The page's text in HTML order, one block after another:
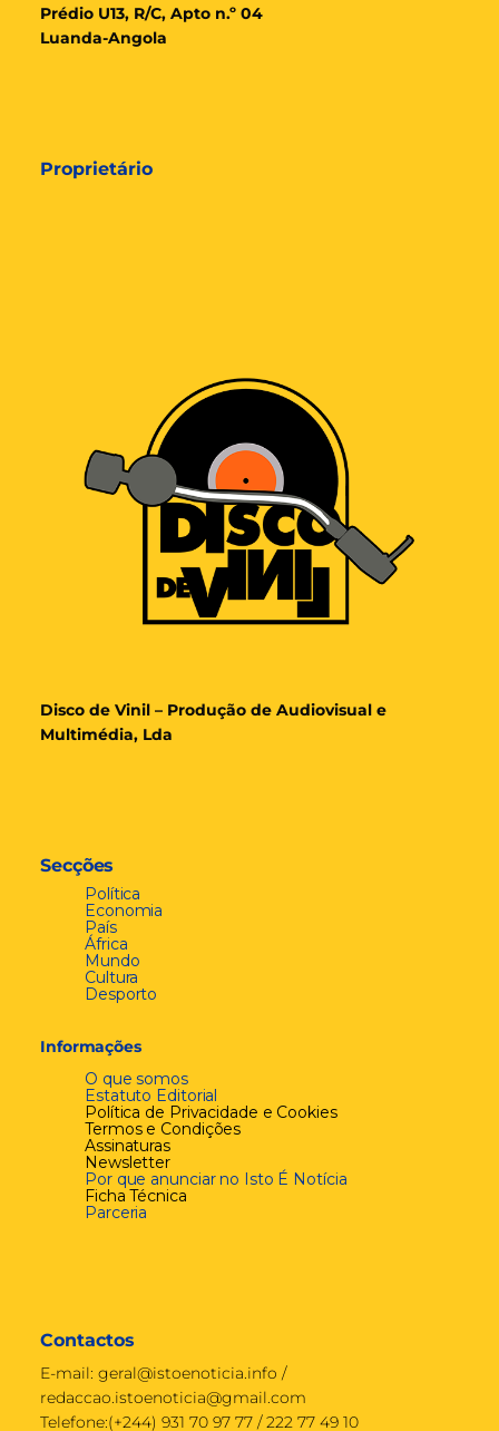
Prédio U13, R/C, Apto n.º 04
Luanda-Angola
Proprietário
Disco de Vinil – Produção de Audiovisual e
Multimédia, Lda
Secções
Política
Economia
País
África
Mundo
Cultura
Desporto
Informações
O que somos
Estatuto Editorial
Política de Privacidade e Cookies
Termos e Condições
Assinaturas
Newsletter
Por que anunciar no Isto É Notícia
Ficha Técnica
Parceria
Contactos
E-mail: geral@istoenoticia.info /
redaccao.istoenoticia@gmail.com
Telefone:(+244) 931 70 97 77 / 222 77 49 10